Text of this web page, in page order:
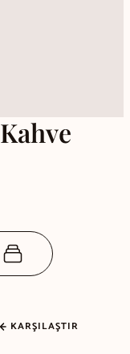
KARŞILAŞTIR